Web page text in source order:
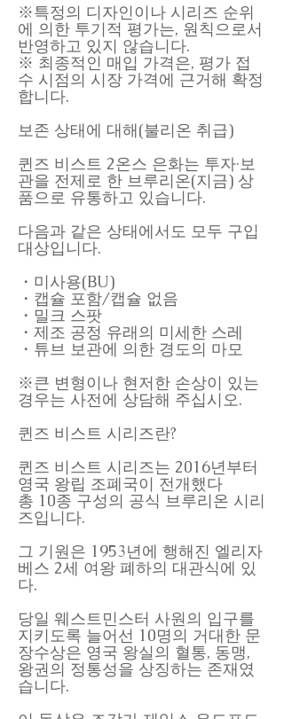
※특정의 디자인이나 시리즈 순위
에 의한 투기적 평가는, 원칙으로서
반영하고 있지 않습니다.
※ 최종적인 매입 가격은, 평가 접
수 시점의 시장 가격에 근거해 확정
합니다.
보존 상태에 대해(불리온 취급)
퀸즈 비스트 2온스 은화는 투자·보
관을 전제로 한 브루리온(지금) 상
품으로 유통하고 있습니다.
다음과 같은 상태에서도 모두 구입
대상입니다.
・미사용(BU)
・캡슐 포함/캡슐 없음
・밀크 스팟
・제조 공정 유래의 미세한 스레
・튜브 보관에 의한 경도의 마모
※큰 변형이나 현저한 손상이 있는
경우는 사전에 상담해 주십시오.
퀸즈 비스트 시리즈란?
퀸즈 비스트 시리즈는 2016년부터
영국 왕립 조폐국이 전개했다
총 10종 구성의 공식 브루리온 시리
즈입니다.
그 기원은 1953년에 행해진 엘리자
베스 2세 여왕 폐하의 대관식에 있
다.
당일 웨스트민스터 사원의 입구를
지키도록 늘어선 10명의 거대한 문
장수상은 영국 왕실의 혈통, 동맹,
왕권의 정통성을 상징하는 존재였
습니다.